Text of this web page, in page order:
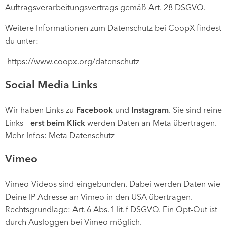
Auftragsverarbeitungsvertrags gemäß Art. 28 DSGVO.
Weitere Informationen zum Datenschutz bei CoopX findest
du unter:
https://www.coopx.org/datenschutz
Social Media Links
Wir haben Links zu Facebook und Instagram. Sie sind reine
Links – erst beim Klick werden Daten an Meta übertragen.
Mehr Infos: Meta Datenschutz
Vimeo
Vimeo-Videos sind eingebunden. Dabei werden Daten wie
Deine IP-Adresse an Vimeo in den USA übertragen.
Rechtsgrundlage: Art. 6 Abs. 1 lit. f DSGVO. Ein Opt-Out ist
durch Ausloggen bei Vimeo möglich.